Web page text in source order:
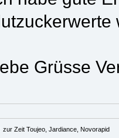
Grüsse
zur Zeit Toujeo, Jardiance, Novorapid